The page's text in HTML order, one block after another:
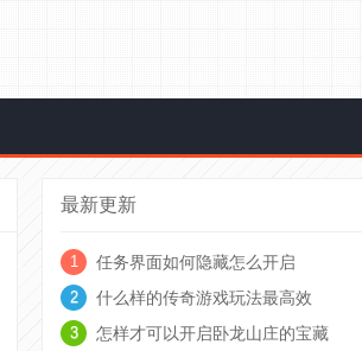
最新更新
任务界面如何隐藏怎么开启
什么样的传奇游戏玩法最高效
怎样才可以开启卧龙山庄的宝藏